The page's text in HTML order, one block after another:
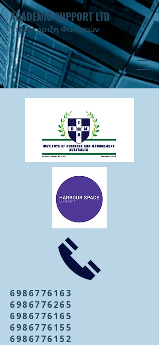
6986776163
6986776265
6986776165
6986776155
6986776152
ACADEMIC SUPPORT LTD
Υποστήριξη Φοιτητών ​